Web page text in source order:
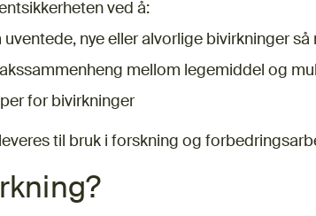
ved å:
nye eller alvorlige bivirkninger så
mellom legemiddel og
for bivirkninger
til bruk i forskning og